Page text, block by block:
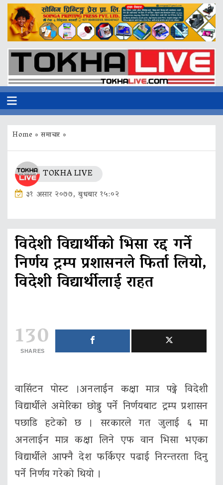
Home »समाचार »
TOKHA LIVE
३१ असार २०७७, बुधबार १५:०२
विदेशी विद्यार्थीको भिसा रद्द गर्ने
निर्णय ट्रम्प प्रशासनले फिर्ता लियो,
विदेशी विद्यार्थीलाई राहत
130
SHARES
वासिंटन पोस्ट ।अनलाईन कक्षा मात्र पढ्ने विदेशी
विद्यार्थीले अमेरिका छोड्नु पर्ने निर्णयबाट ट्रम्प प्रशासन
पछाडि हटेको छ । सरकारले गत जुलाई ६ मा
अनलाईन मात्र कक्षा लिने एफ वान भिसा भएका
विद्यार्थीले आफ्नै देश फर्किएर पढाई निरन्तरता दिनु
पर्ने निर्णय गरेको थियो ।